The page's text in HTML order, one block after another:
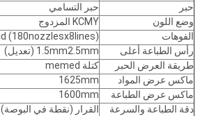
حبر
حبر التسامي
وضع اللون
KCMY المزدوج
الفوهات
(180nozzlesx8lines) x1head
رأس الطباعة أعلى
1.5mm2.5mm (تعديل)
طريقة العرض الحبر
كتلة memed
ماكس عرض المواد
1625mm
ماكس عرض الطباعة
1600mm
دقة الطباعة والسرعة
القرار (نقطة في البوصة)